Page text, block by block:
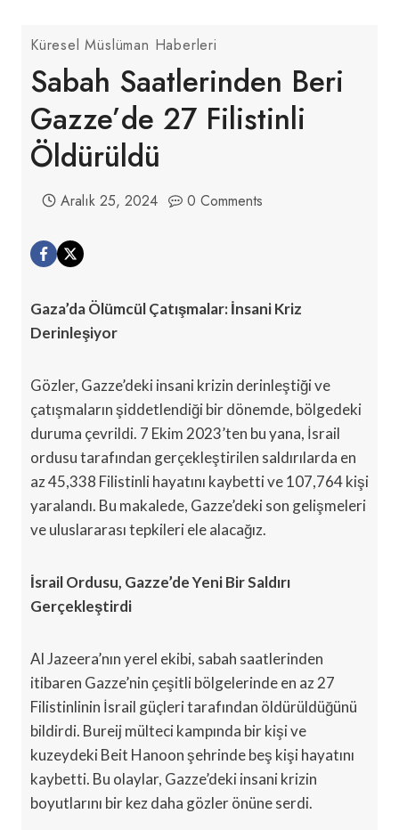
Küresel Müslüman Haberleri
Sabah Saatlerinden Beri
Gazze’de 27 Filistinli
Öldürüldü
Aralık 25, 2024 0 Comments
Gaza’da Ölümcül Çatışmalar: İnsani Kriz
Derinleşiyor
Gözler, Gazze’deki insani krizin derinleştiği ve
çatışmaların şiddetlendiği bir dönemde, bölgedeki
duruma çevrildi. 7 Ekim 2023’ten bu yana, İsrail
ordusu tarafından gerçekleştirilen saldırılarda en
az 45,338 Filistinli hayatını kaybetti ve 107,764 kişi
yaralandı. Bu makalede, Gazze’deki son gelişmeleri
ve uluslararası tepkileri ele alacağız.
İsrail Ordusu, Gazze’de Yeni Bir Saldırı
Gerçekleştirdi
Al Jazeera’nın yerel ekibi, sabah saatlerinden
itibaren Gazze’nin çeşitli bölgelerinde en az 27
Filistinlinin İsrail güçleri tarafından öldürüldüğünü
bildirdi. Bureij mülteci kampında bir kişi ve
kuzeydeki Beit Hanoon şehrinde beş kişi hayatını
kaybetti. Bu olaylar, Gazze’deki insani krizin
boyutlarını bir kez daha gözler önüne serdi.